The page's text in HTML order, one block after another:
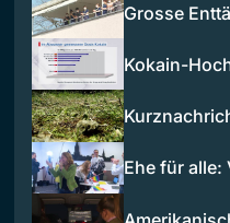
Grosse
Kokain-
Ehe für